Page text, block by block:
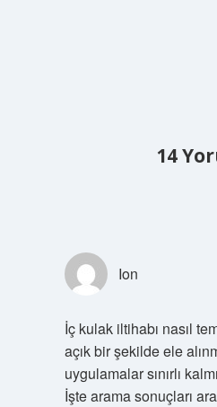
14
Ion
İç kulak iltihabı nasıl
açık bir şekilde ele
uygulamalar sınırlı
İşte arama sonuçları